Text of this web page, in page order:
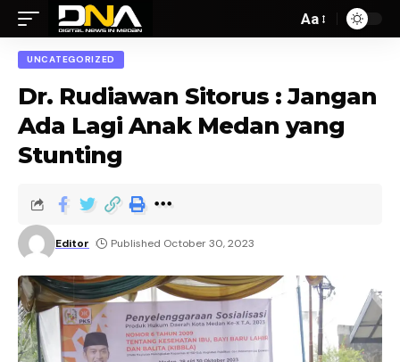
Aa
UNCATEGORIZED
Dr. Rudiawan Sitorus : Jangan
Ada Lagi Anak Medan yang
Stunting
Editor Published October 30, 2023